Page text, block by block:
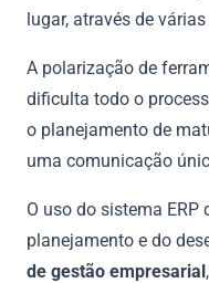
lugar, através de
A polarização de
dificulta todo o
o planejamento de
uma comunicação
O uso do sistema
planejamento e do
de gestão empresarial